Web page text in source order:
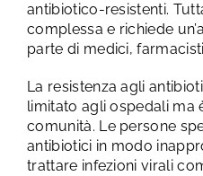
antibiotico-resistenti.
complessa e richiede
parte di medici,
La resistenza agli
limitato agli ospedali ma
comunità. Le persone
antibiotici in modo
trattare infezioni virali